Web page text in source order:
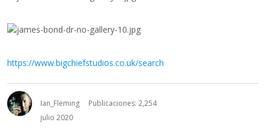
https://www.bigchiefstudios.co.uk/search
Ian_Fleming
Publicaciones: 2,254
julio 2020